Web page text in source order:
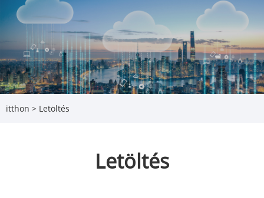
itthon > Letöltés
Letöltés